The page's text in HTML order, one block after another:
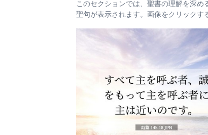
このセクションでは、聖書の理解を深
聖句が表示されます。画像をクリックす